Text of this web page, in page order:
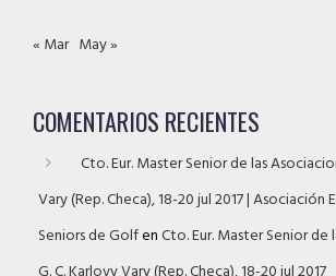
« Mar May »
COMENTARIOS RECIENTES
Cto. Eur. Master Senior de las
Vary (Rep. Checa), 18-20 jul 2017 | Asociación
Seniors de GolfenCto. Eur. Master Senior de